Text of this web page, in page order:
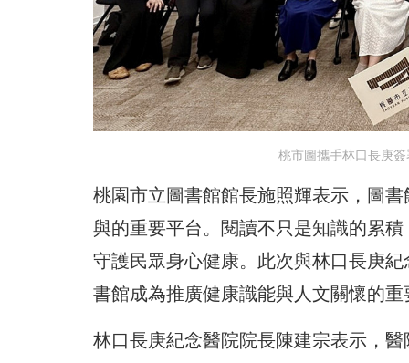
桃市圖攜手林口長庚
桃園市立圖書館館長施照輝表示，圖
與的重要平台。閱讀不只是知識的累
守護民眾身心健康。此次與林口長庚
書館成為推廣健康識能與人文關懷的重
林口長庚紀念醫院院長陳建宗表示，